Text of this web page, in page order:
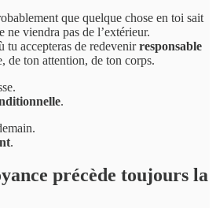
que quelque chose en toi sait
ne viendra pas de l’extérieur.
tu accepteras de redevenirresponsable
de ton attention, de ton corps.
.
.
précède toujours la